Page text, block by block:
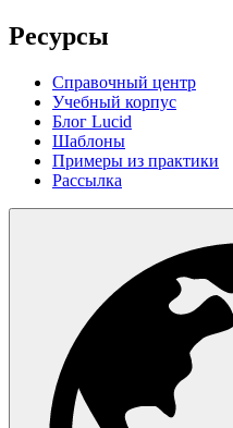
Ресурсы
Справочный центр
Учебный корпус
Блог Lucid
Шаблоны
Примеры из практики
Рассылка